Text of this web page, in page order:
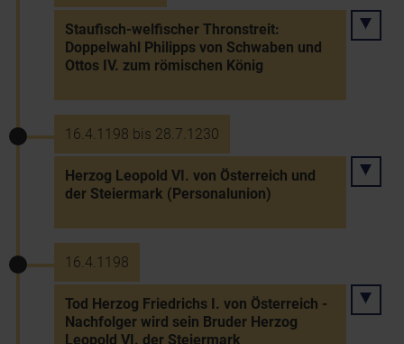
Staufisch-welfischer Thronstreit:
Doppelwahl Philipps von Schwaben und
Ottos IV. zum römischen König
16.4.1198 bis 28.7.1230
Herzog Leopold VI. von Österreich und
der Steiermark (Personalunion)
16.4.1198
Tod Herzog Friedrichs I. von Österreich -
Nachfolger wird sein Bruder Herzog
Leopold VI. der Steiermark